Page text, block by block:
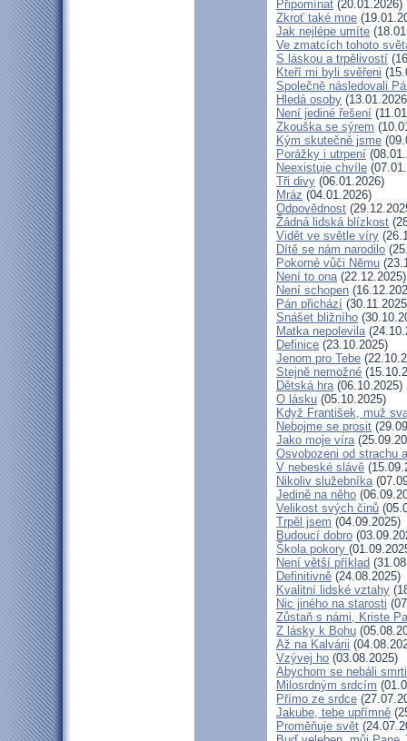
Připomínat (20.01.2026)
Zkroť také mne
Jak nejlépe umíte
Ve zmatcích tohoto
S láskou a trpělivostí
Kteří mi byli svěřeni
Společně následovali
Hledá osoby
Není jediné řešení
Zkouška se sýrem
Kým skutečně jsme
Porážky i utrpení
Neexistuje chvíle
Tři divy (06.01.2026)
Mráz (04.01.2026)
Odpovědnost
Žádná lidská blízkost
Vidět ve světle víry
Dítě se nám narodilo
Pokorné vůči Němu
Není to ona(22.12.2025)
Není schopen
Pán přichází
Snášet bližního
Matka nepolevila
Definice (23.10.2025)
Jenom pro Tebe
Stejně nemožné
Dětská hra(06.10.2025)
O lásku (05.10.2025)
Když František, muž
Nebojme se prosit
Jako moje víra
Osvobozeni od strachu
V nebeské slávě
Nikoliv služebníka
Jedině na něho
Velikost svých činů
Trpěl jsem (04.09.2025)
Budoucí dobro
Škola pokory
Není větší příklad
Definitivně (24.08.2025)
Kvalitní lidské vztahy
Nic jiného na starosti
Zůstaň s námi, Kriste
Z lásky k Bohu
Až na Kalvárii
Vzývej ho (03.08.2025)
Abychom se nebáli smrti
Milosrdným srdcím
Přímo ze srdce
Jakube, tebe upřímně
Proměňuje svět